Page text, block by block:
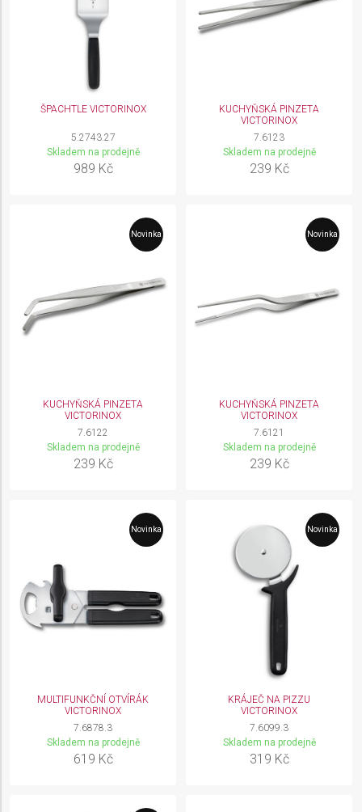
ŠPACHTLE VICTORINOX
5.2743.27
Skladem na prodejně
989 Kč
KUCHYŇSKÁ PINZETA
VICTORINOX
7.6123
Skladem na prodejně
239 Kč
Novinka
KUCHYŇSKÁ PINZETA
VICTORINOX
7.6122
Skladem na prodejně
239 Kč
Novinka
KUCHYŇSKÁ PINZETA
VICTORINOX
7.6121
Skladem na prodejně
239 Kč
Novinka
MULTIFUNKČNÍ OTVÍRÁK
VICTORINOX
7.6878.3
Skladem na prodejně
619 Kč
Novinka
KRÁJEČ NA PIZZU
VICTORINOX
7.6099.3
Skladem na prodejně
319 Kč